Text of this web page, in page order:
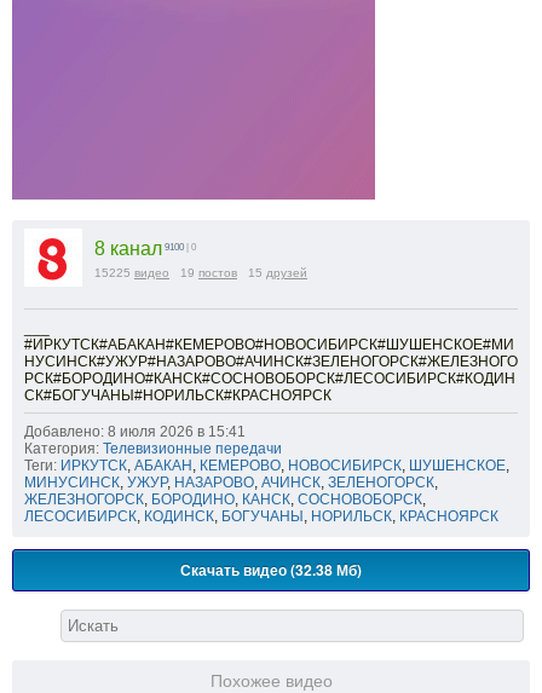
8 канал 9100 | 0
15225 видео 19 постов 15 друзей
#ИРКУТСК#АБАКАН#КЕМЕРОВО#НОВОСИБИРСК#ШУШЕНСКОЕ#МИ
НУСИНСК#УЖУР#НАЗАРОВО#АЧИНСК#ЗЕЛЕНОГОРСК#ЖЕЛЕЗНОГО
РСК#БОРОДИНО#КАНСК#СОСНОВОБОРСК#ЛЕСОСИБИРСК#КОДИН
СК#БОГУЧАНЫ#НОРИЛЬСК#КРАСНОЯРСК
Добавлено: 8 июля 2026 в 15:41
Категория: Телевизионные передачи
Теги: ИРКУТСК, АБАКАН , КЕМЕРОВО, НОВОСИБИРСК, ШУШЕНСКОЕ,
МИНУСИНСК, УЖУР, НАЗАРОВО, АЧИНСК, ЗЕЛЕНОГОРСК,
ЖЕЛЕЗНОГОРСК, БОРОДИНО, КАНСК, СОСНОВОБОРСК,
ЛЕСОСИБИРСК, КОДИНСК, БОГУЧАНЫ , НОРИЛЬСК, КРАСНОЯРСК
Скачать видео (32.38 Мб)
Похожее видео